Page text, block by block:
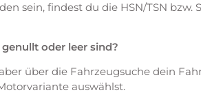
sein, findest du die HSN/TSN bzw.
oder leer sind?
über die Fahrzeugsuche dein
auswählst.